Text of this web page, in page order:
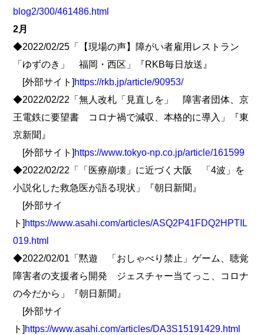
blog2/300/461486.html
2月
◆2022/02/25「【現場の声】障がい者雇用レストラン
「ゆずのき」 福岡・西区」『RKB毎日放送』
[外部サイト] https://rkb.jp/article/90953/
◆2022/02/22「無人改札「見直しを」 障害者団体、京
王電鉄に要望書 コロナ禍で減収、本格的に導入」『東
京新聞』
[外部サイト] https://www.tokyo-np.co.jp/article/161599
◆2022/02/22「「医療崩壊」に近づく大阪 「4波」を
小説化した救急医が語る現状」『朝日新聞』
[外部サイ
ト] https://www.asahi.com/articles/ASQ2P41FDQ2HPTIL
019.html
◆2022/02/01「黙遊 「おしゃべり禁止」ゲーム、聴覚
障害者の支援者ら開発 ジェスチャー当てっこ、コロナ
の今だから」『朝日新聞』
[外部サイ
ト] https://www.asahi.com/articles/DA3S15191429.html